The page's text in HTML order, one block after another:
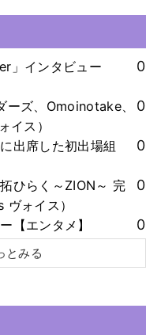
」インタビュー
0
ーズ、Omoinotake、
ス）
0
出席した初出場組
0
ひらく～ZION～ 完
ォイス）
0
【エンタメ】 0
とみる